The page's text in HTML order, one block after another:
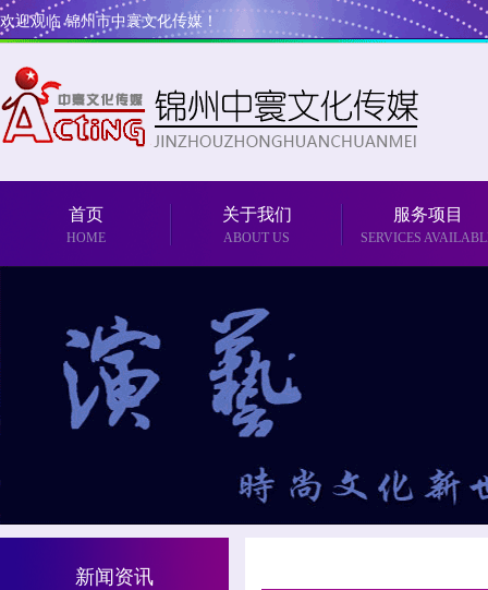
欢迎观临 锦州市中寰文化传媒！
首页
HOME
关于我们
ABOUT US
服务项目
SERVICES
新闻资讯